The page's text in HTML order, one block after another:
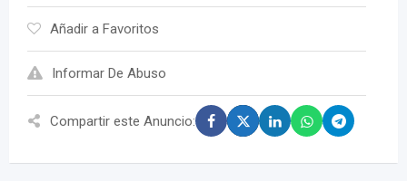
Añadir a Favoritos
Informar De Abuso
Compartir este Anuncio: